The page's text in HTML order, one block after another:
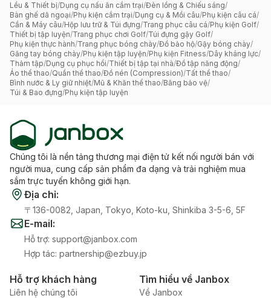
Lều & Thiết bị/Dụng cụ nấu ăn cắm trại/Đèn lồng & Chiếu sáng/
Bàn ghế dã ngoại/Phụ kiện cắm trại/Dụng cụ & Mồi câu/Phụ kiện câu cá/
Cần & Máy câu/Hộp lưu trữ & Túi đựng/Trang phục câu cá/Phụ kiện Golf/
Thiết bị tập luyện/Trang phục chơi Golf/Túi đựng gậy Golf/
Phụ kiện thực hành/Trang phục bóng chày/Đồ bảo hộ/Gậy bóng chày/
Găng tay bóng chày/Phụ kiện tập luyện/Phụ kiện Fitness/Dây kháng lực/
Thảm tập/Dụng cụ phục hồi/Thiết bị tập tại nhà/Đồ tập năng động/
Áo thể thao/Quần thể thao/Đồ nén (Compression)/Tất thể thao/
Bình nước & Ly giữ nhiệt/Mũ & Khăn thể thao/Băng bảo vệ/
Túi & Bao đựng/Phụ kiện tập luyện
Chúng tôi là nền tảng thương mại điện tử kết nối người bán với
người mua, cung cấp sản phẩm đa dạng và trải nghiệm mua
sắm trực tuyến không giới hạn.
Địa chỉ:
〒136-0082, Japan, Tokyo, Koto-ku, Shinkiba 3-5-6, 5F
E-mail:
Hỗ trợ: support@janbox.com
Hợp tác: partnership@ezbuy.jp
Hỗ trợ khách hàng
Liên hệ chúng tôi
Tìm hiểu về Janbox
Về Janbox